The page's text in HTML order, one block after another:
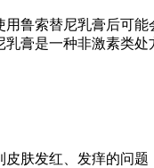
鲁索替尼乳膏后可
膏是一种非激素类
肤发红、发痒的问